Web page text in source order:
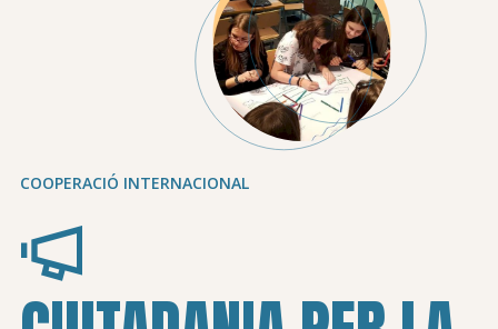
COOPERACIÓ INTERNACIONAL